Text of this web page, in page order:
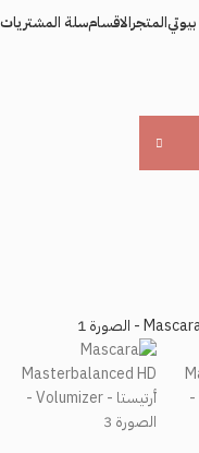
المتجرالاقسامسلة المشتريات